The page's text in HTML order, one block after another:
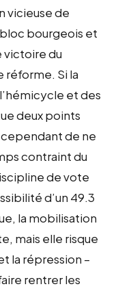
vicieuse de
bourgeois et
victoire du
Si la
et des
deux points
de ne
contraint du
de vote
d’un 49.3
la mobilisation
mais elle risque
la répression –
rentrer les